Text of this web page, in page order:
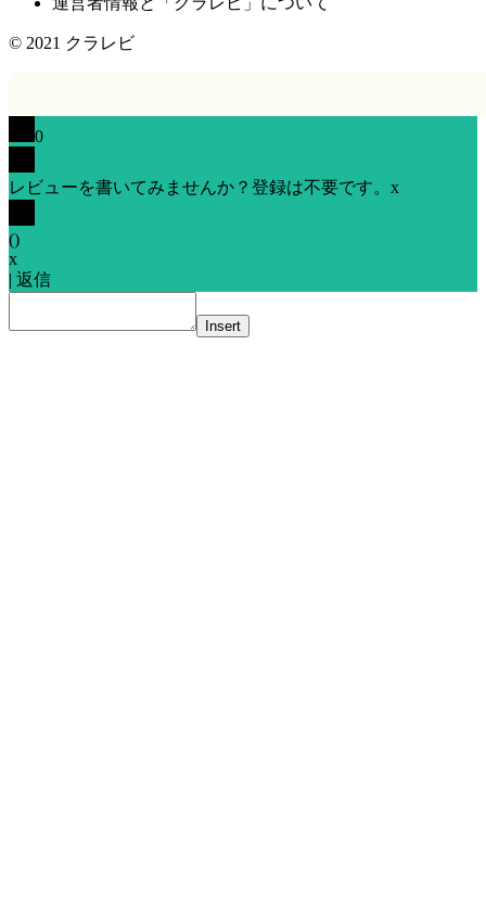
© 2021 クラレビ
0
レビューを書いてみませんか？登録は不要です。 x
()
x
| 返信
Insert